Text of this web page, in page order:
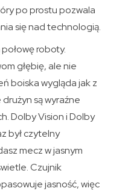
po prostu pozwala
się nad technologią.
roboty.
głębię, ale nie
boiska wygląda jak z
są wyraźne
Dolby Vision i Dolby
był czytelny
mecz w jasnym
Czujnik
jasność, więc